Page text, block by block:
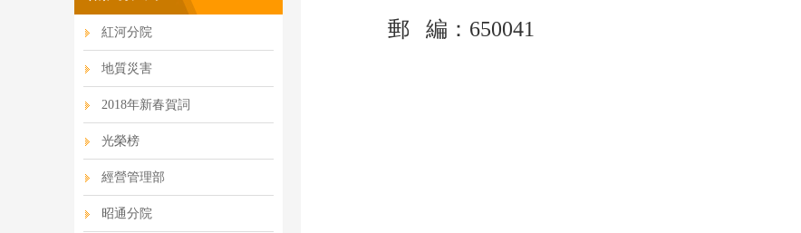
紅河分院
地質災害
2018年新春賀詞
光榮榜
經營管理部
昭通分院
郵 編：650041